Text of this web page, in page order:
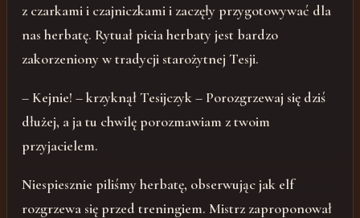
z czarkami i czajniczkami i zaczęły przygotowywać dla
nas herbatę. Rytuał picia herbaty jest bardzo
zakorzeniony w tradycji starożytnej Tesji.
– Kejnie! – krzyknął Tesijczyk – Porozgrzewaj się dziś
dłużej, a ja tu chwilę porozmawiam z twoim
przyjacielem.
Niespiesznie piliśmy herbatę, obserwując jak elf
rozgrzewa się przed treningiem. Mistrz zaproponował